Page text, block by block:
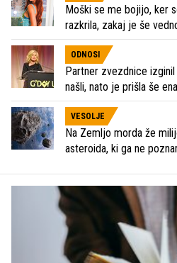
Moški se me bojijo, ker
razkrila, zakaj je še
ODNOSI
Partner zvezdnice
našli, nato je prišla še
VESOLJE
Na Zemljo morda že
asteroida, ki ga ne